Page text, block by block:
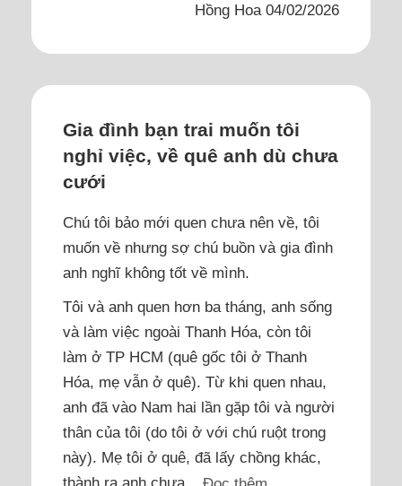
Hồng Hoa 04/02/2026
Gia đình bạn trai muốn tôi
nghỉ việc, về quê anh dù chưa
cưới
Chú tôi bảo mới quen chưa nên về, tôi
muốn về nhưng sợ chú buồn và gia đình
anh nghĩ không tốt về mình.
Tôi và anh quen hơn ba tháng, anh sống
và làm việc ngoài Thanh Hóa, còn tôi
làm ở TP HCM (quê gốc tôi ở Thanh
Hóa, mẹ vẫn ở quê). Từ khi quen nhau,
anh đã vào Nam hai lần gặp tôi và người
thân của tôi (do tôi ở với chú ruột trong
này). Mẹ tôi ở quê, đã lấy chồng khác,
thành ra anh chưa...